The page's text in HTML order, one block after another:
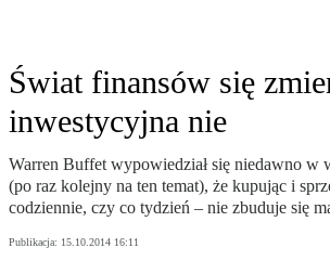
Świat finansów się
inwestycyjna nie
Warren Buffet wypowiedział się niedawno
(po raz kolejny na ten temat), że kupując i
codziennie, czy co tydzień – nie zbuduje się
Publikacja: 15.10.2014 16:11